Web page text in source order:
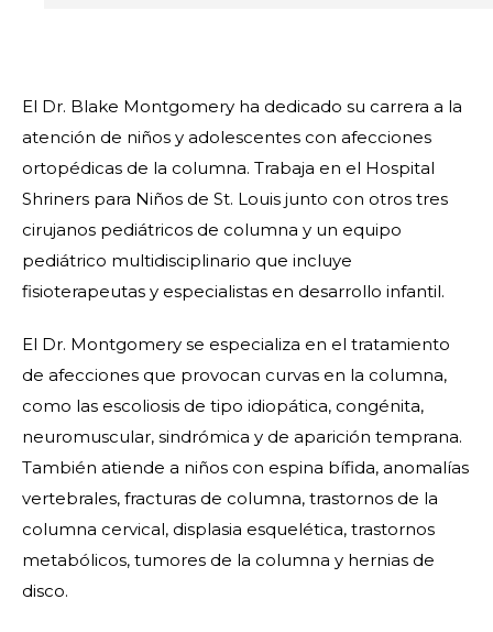
El Dr. Blake Montgomery ha dedicado su carrera a la
atención de niños y adolescentes con afecciones
ortopédicas de la columna. Trabaja en el Hospital
Shriners para Niños de St. Louis junto con otros tres
cirujanos pediátricos de columna y un equipo
pediátrico multidisciplinario que incluye
fisioterapeutas y especialistas en desarrollo infantil.
El Dr. Montgomery se especializa en el tratamiento
de afecciones que provocan curvas en la columna,
como las escoliosis de tipo idiopática, congénita,
neuromuscular, sindrómica y de aparición temprana.
También atiende a niños con espina bífida, anomalías
vertebrales, fracturas de columna, trastornos de la
columna cervical, displasia esquelética, trastornos
metabólicos, tumores de la columna y hernias de
disco.